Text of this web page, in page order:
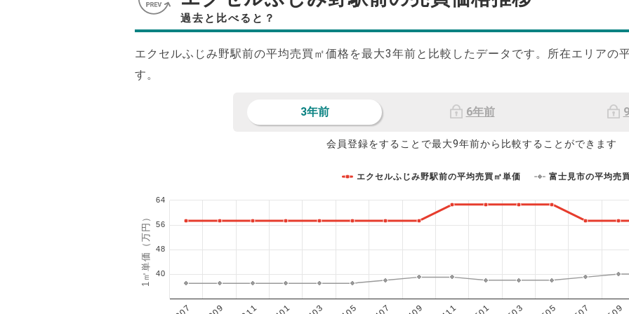
過去と比べると？
エクセルふじみ野駅前の平均売買㎡価格を最大3年前と比較したデータです。所在エリアの
す。
3年前 6年前
会員登録をすることで最大9年前から比較することができます
1㎡単価（万円）
エクセルふじみ野駅前の平均売買㎡単価 富士見市の平均売
40
48
56
64